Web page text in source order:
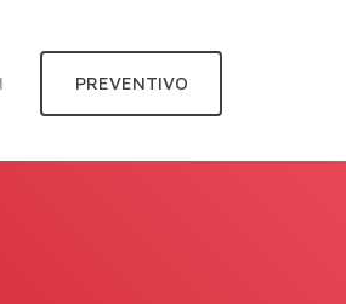
PREVENTIVO